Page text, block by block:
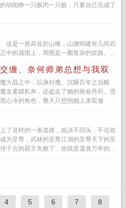
胡闹睁一只眼闭一只眼，只要自己完成了
是一座高耸的山峰，山腰间建有几间石
中的蒲团上，周围是一圈复杂的纹路。...
缠、奈何师弟总想与我双
大战之中，以身封魔。沉睡百年之后醒
女素嬛私奔，还盗走了她的救命丹药。而
黑心冷的角色，整天只想拐她上床双修
了这样的一条道路，就决不回头，不论前
为至尊，武林的至尊江湖的至尊天下的至
千古的霸主失败了，他就是遗臭万年的恶
4 5 6 7 8